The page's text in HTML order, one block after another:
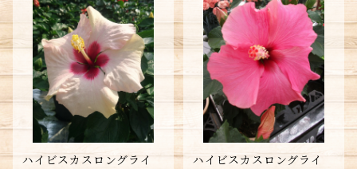
ハイビスカスロングライ
ハイビスカスロングライ